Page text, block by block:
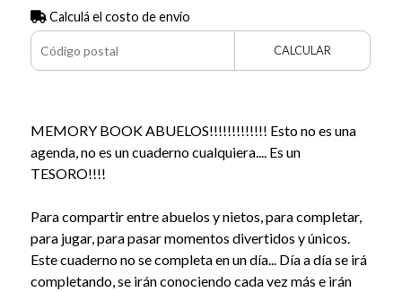
Calculá el costo de envío
CALCULAR
MEMORY BOOK ABUELOS!!!!!!!!!!!!! Esto no es una
agenda, no es un cuaderno cualquiera.... Es un
TESORO!!!!
Para compartir entre abuelos y nietos, para completar,
para jugar, para pasar momentos divertidos y únicos.
Este cuaderno no se completa en un día... Día a día se irá
completando, se irán conociendo cada vez más e irán